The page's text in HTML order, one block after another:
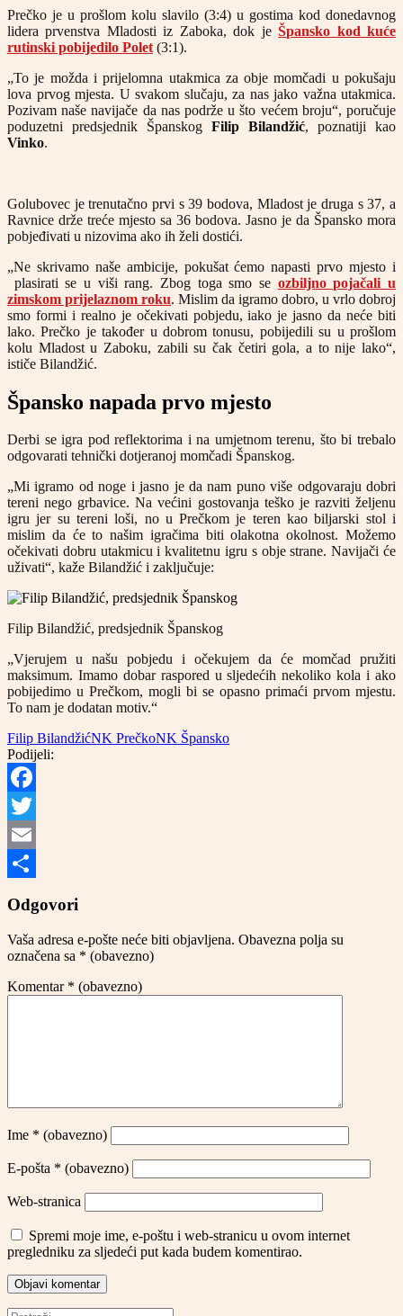
Prečko je u prošlom kolu slavilo (3:4) u gostima kod donedavnog
lidera prvenstva Mladosti iz Zaboka, dok jeŠpansko kod kuće
rutinski pobijedilo Polet (3:1).
„To je možda i prijelomna utakmica za obje momčadi u pokušaju
lova prvog mjesta. U svakom slučaju, za nas jako važna utakmica.
Pozivam naše navijače da nas podrže u što većem broju“, poručuje
poduzetni predsjednik Španskog Filip Bilandžić, poznatiji kao
Vinko.
Golubovec je trenutačno prvi s 39 bodova, Mladost je druga s 37, a
Ravnice drže treće mjesto sa 36 bodova. Jasno je da Špansko mora
pobjeđivati u nizovima ako ih želi dostići.
„Ne skrivamo naše ambicije, pokušat ćemo napasti prvo mjesto i
plasirati se u viši rang. Zbog toga smo se ozbiljno pojačali u
zimskom prijelaznom roku. Mislim da igramo dobro, u vrlo dobroj
smo formi i realno je očekivati pobjedu, iako je jasno da neće biti
lako. Prečko je također u dobrom tonusu, pobijedili su u prošlom
kolu Mladost u Zaboku, zabili su čak četiri gola, a to nije lako“,
ističe Bilandžić.
Špansko napada prvo mjesto
Derbi se igra pod reflektorima i na umjetnom terenu, što bi trebalo
odgovarati tehnički dotjeranoj momčadi Španskog.
„Mi igramo od noge i jasno je da nam puno više odgovaraju dobri
tereni nego grbavice. Na većini gostovanja teško je razviti željenu
igru jer su tereni loši, no u Prečkom je teren kao biljarski stol i
mislim da će to našim igračima biti olakotna okolnost. Možemo
očekivati dobru utakmicu i kvalitetnu igru s obje strane. Navijači će
uživati“, kaže Bilandžić i zaključuje:
Filip Bilandžić, predsjednik Španskog
„Vjerujem u našu pobjedu i očekujem da će momčad pružiti
maksimum. Imamo dobar raspored u sljedećih nekoliko kola i ako
pobijedimo u Prečkom, mogli bi se opasno primaći prvom mjestu.
To nam je dodatan motiv.“
Filip BilandžićNK PrečkoNK Špansko
Podijeli:
Facebook
Twitter
Email
Odgovori
Vaša adresa e-pošte neće biti objavljena. Obavezna polja su
označena sa * (obavezno)
Komentar * (obavezno)
Ime * (obavezno)
E-pošta * (obavezno)
Web-stranica
Spremi moje ime, e-poštu i web-stranicu u ovom internet
pregledniku za sljedeći put kada budem komentirao.